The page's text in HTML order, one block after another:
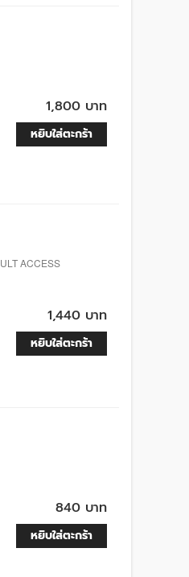
1,800 บาท
หยิบใส่ตะกร้า
ACCESS
1,440 บาท
หยิบใส่ตะกร้า
840 บาท
หยิบใส่ตะกร้า